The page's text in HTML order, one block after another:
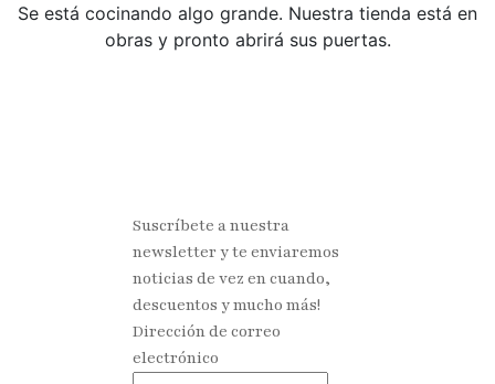
Se está cocinando algo grande. Nuestra tienda está en
obras y pronto abrirá sus puertas.
Suscríbete a nuestra
newsletter y te enviaremos
noticias de vez en cuando,
descuentos y mucho más!
Dirección de correo
electrónico